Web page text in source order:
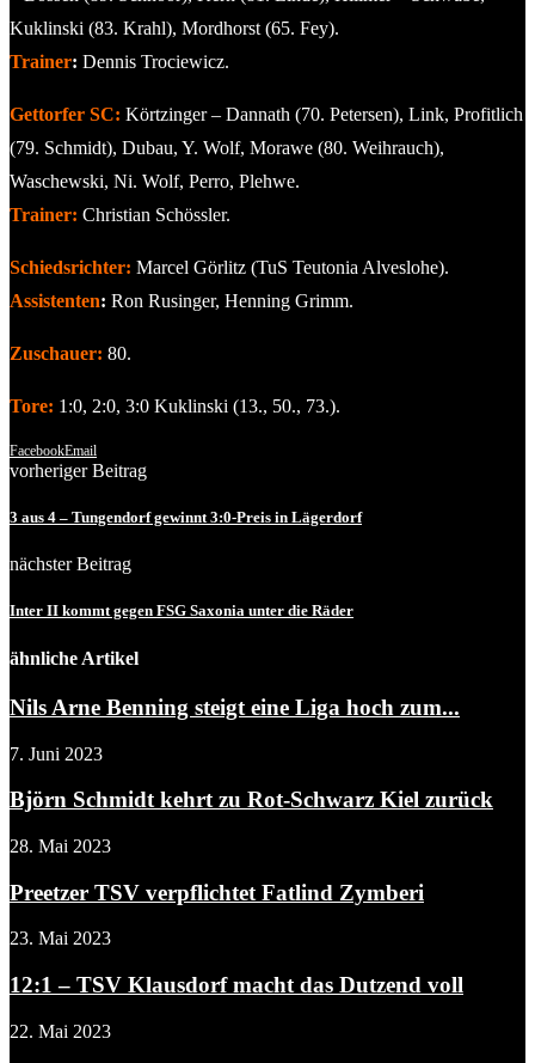
Kuklinski (83. Krahl), Mordhorst (65. Fey).
Trainer: Dennis Trociewicz.
Gettorfer SC: Körtzinger – Dannath (70. Petersen), Link, Profitlich
(79. Schmidt), Dubau, Y. Wolf, Morawe (80. Weihrauch),
Waschewski, Ni. Wolf, Perro, Plehwe.
Trainer: Christian Schössler.
Schiedsrichter: Marcel Görlitz (TuS Teutonia Alveslohe).
Assistenten: Ron Rusinger, Henning Grimm.
Zuschauer: 80.
Tore: 1:0, 2:0, 3:0 Kuklinski (13., 50., 73.).
FacebookEmail
vorheriger Beitrag
3 aus 4 – Tungendorf gewinnt 3:0-Preis in Lägerdorf
nächster Beitrag
Inter II kommt gegen FSG Saxonia unter die Räder
ähnliche Artikel
Nils Arne Benning steigt eine Liga hoch zum...
7. Juni 2023
Björn Schmidt kehrt zu Rot-Schwarz Kiel zurück
28. Mai 2023
Preetzer TSV verpflichtet Fatlind Zymberi
23. Mai 2023
12:1 – TSV Klausdorf macht das Dutzend voll
22. Mai 2023